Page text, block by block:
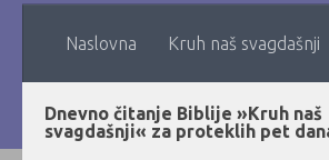
Naslovna Kruh naš svagdašnji
Dnevno čitanje Biblije »Kruh naš
svagdašnji« za proteklih pet